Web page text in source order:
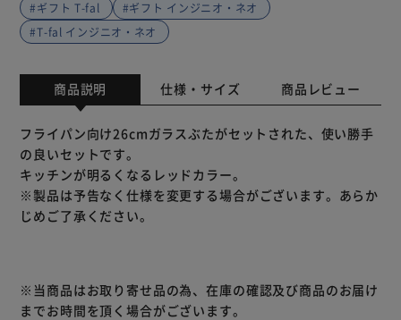
#ギフト T-fal
#ギフト インジニオ・ネオ
#T-fal インジニオ・ネオ
商品説明 仕様・サイズ 商品レビュー
フライパン向け26cmガラスぶたがセットされた、使い勝手
の良いセットです。
キッチンが明るくなるレッドカラー。
※製品は予告なく仕様を変更する場合がございます。あらか
じめご了承ください。
※当商品はお取り寄せ品の為、在庫の確認及び商品のお届け
までお時間を頂く場合がございます。